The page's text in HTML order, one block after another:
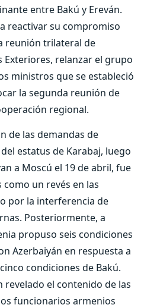
entre Bakú y Ereván.
reactivar su compromiso
reunión trilateral de
Exteriores, relanzar el grupo
ministros que se estableció
la segunda reunión de
regional.
de las demandas de
estatus de Karabaj, luego
a Moscú el 19 de abril, fue
un revés en las
por la interferencia de
Posteriormente, a
propuso seis condiciones
Azerbaiyán en respuesta a
condiciones de Bakú.
revelado el contenido de las
funcionarios armenios